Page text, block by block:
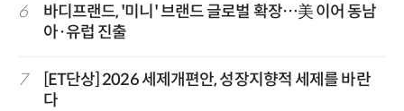
6
바디프랜드, '미니' 브랜드 글로벌 확장…美 이어 동남
아·유럽 진출
7
[ET단상] 2026 세제개편안, 성장지향적 세제를 바란
다